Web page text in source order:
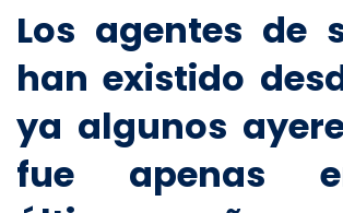
Los agentes de
han existido
ya algunos
fue apenas